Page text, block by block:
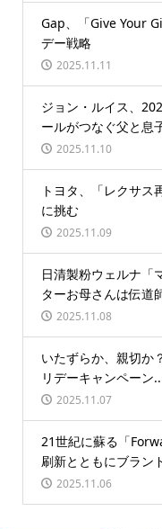
Gap、「Give Your
デー戦略
2025.11.11
ジョン・ルイス、
ールがつなぐ父と息
2025.11.10
トヨタ、「レクサス
に挑む
2025.11.09
日清製粉ウェルナ
ターお母さんは伝道
2025.11.08
いたずらか、親切か
リデーキャンペーン
2025.11.07
21世紀に蘇る「
刷新とともにブラン
2025.11.06